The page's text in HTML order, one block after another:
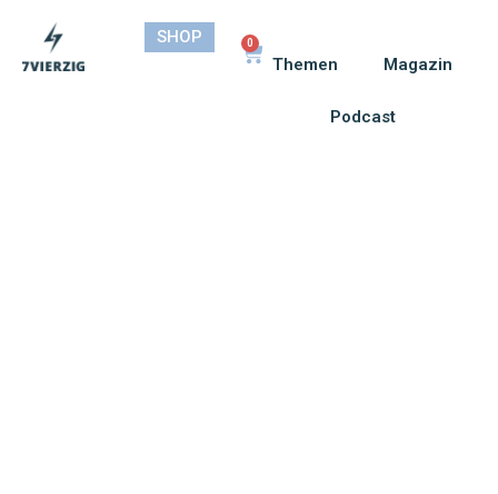
SHOP 0
Themen Magazin
Podcast